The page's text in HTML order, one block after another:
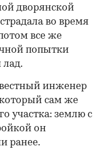
дворянской
во время
все же
попытки
лад.
инженер
сам же
участка: землю с
он
ранее.